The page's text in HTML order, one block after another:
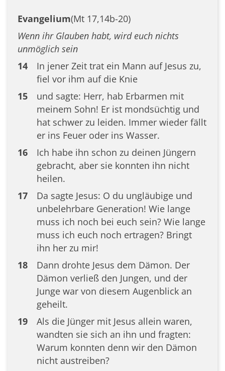
Evangelium(Mt 17,14b-20)
Wenn ihr Glauben habt, wird euch nichts
unmöglich sein
14
In jener Zeit trat ein Mann auf Jesus zu,
fiel vor ihm auf die Knie
15
und sagte: Herr, hab Erbarmen mit
meinem Sohn! Er ist mondsüchtig und
hat schwer zu leiden. Immer wieder fällt
er ins Feuer oder ins Wasser.
16
Ich habe ihn schon zu deinen Jüngern
gebracht, aber sie konnten ihn nicht
heilen.
17
Da sagte Jesus: O du ungläubige und
unbelehrbare Generation! Wie lange
muss ich noch bei euch sein? Wie lange
muss ich euch noch ertragen? Bringt
ihn her zu mir!
18
Dann drohte Jesus dem Dämon. Der
Dämon verließ den Jungen, und der
Junge war von diesem Augenblick an
geheilt.
19
Als die Jünger mit Jesus allein waren,
wandten sie sich an ihn und fragten:
Warum konnten denn wir den Dämon
nicht austreiben?